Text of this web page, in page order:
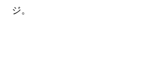
ジ。